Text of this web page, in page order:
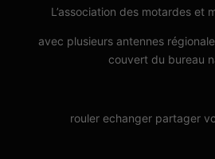
L’association des motardes et
avec plusieurs antennes
couvert du bureau
rouler echanger partager